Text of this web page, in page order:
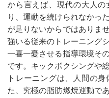
から言えば、現代の大人
り、運動を続けられなかっ
が足りないからではありま
強いる従来のトレーニング
一喜一憂させる指導環境そ
です。キックボクシングや
トレーニングは、人間の
た、究極の脂肪燃焼運動で